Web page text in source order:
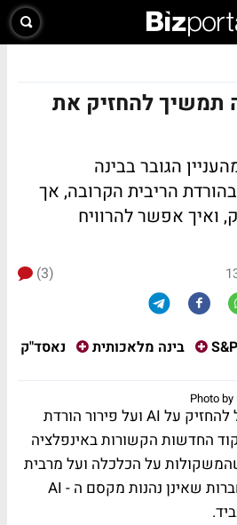
תמשיך להחזיק את
הגובר בבינה
הריבית הקרובה, אך
ואיך אפשר להרוויח
(3)
בינה מלאכותית
נאסד"ק
להחזיק על AI ועל פירור הורדת
החדשות הקשורות באינפלציה
שהמשקולות על הכלכלה ועל מרבית
שאינן נהנות מקסם ה - AI